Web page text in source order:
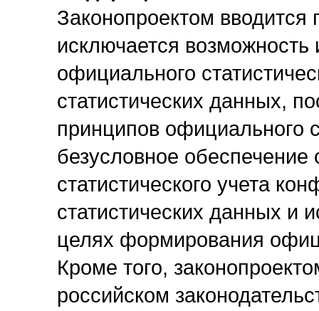
Законопроектом вводится
исключается возможность
официального
статистических данных,
принципов официального
безусловное
статистического учета
статистических данных и
целях формирования
Кроме того,
российском